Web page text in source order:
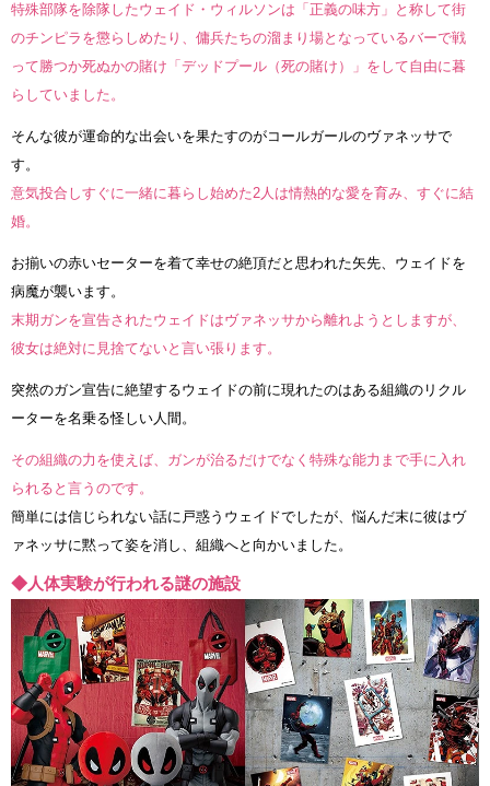
特殊部隊を除隊したウェイド・ウィルソンは「正義の味方」と称して街
のチンピラを懲らしめたり、傭兵たちの溜まり場となっているバーで戦
って勝つか死ぬかの賭け「デッドプール（死の賭け）」をして自由に暮
らしていました。
そんな彼が運命的な出会いを果たすのがコールガールのヴァネッサで
す。
意気投合しすぐに一緒に暮らし始めた2人は情熱的な愛を育み、すぐに結
婚。
お揃いの赤いセーターを着て幸せの絶頂だと思われた矢先、ウェイドを
病魔が襲います。
末期ガンを宣告されたウェイドはヴァネッサから離れようとしますが、
彼女は絶対に見捨てないと言い張ります。
突然のガン宣告に絶望するウェイドの前に現れたのはある組織のリクル
ーターを名乗る怪しい人間。
その組織の力を使えば、ガンが治るだけでなく特殊な能力まで手に入れ
られると言うのです。
簡単には信じられない話に戸惑うウェイドでしたが、悩んだ末に彼はヴ
ァネッサに黙って姿を消し、組織へと向かいました。
◆人体実験が行われる謎の施設